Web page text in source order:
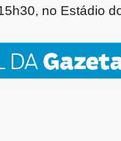
no Estádio